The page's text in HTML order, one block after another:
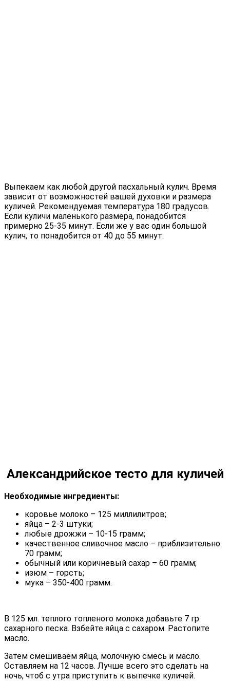
Выпекаем как любой другой пасхальный кулич. Время
зависит от возможностей вашей духовки и размера
куличей. Рекомендуемая температура 180 градусов.
Если куличи маленького размера, понадобится
примерно 25-35 минут. Если же у вас один большой
кулич, то понадобится от 40 до 55 минут.
Александрийское тесто для куличей
Необходимые ингредиенты:
коровье молоко – 125 миллилитров;
яйца – 2-3 штуки;
любые дрожжи – 10-15 грамм;
качественное сливочное масло – приблизительно
70 грамм;
обычный или коричневый сахар – 60 грамм;
изюм – горсть;
мука – 350-400 грамм.
В 125 мл. теплого топленого молока добавьте 7 гр.
сахарного песка. Взбейте яйца с сахаром. Растопите
масло.
Затем смешиваем яйца, молочную смесь и масло.
Оставляем на 12 часов. Лучше всего это сделать на
ночь, чтоб с утра приступить к выпечке куличей.